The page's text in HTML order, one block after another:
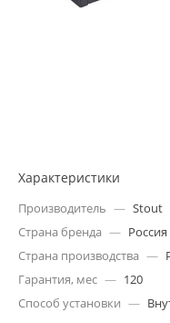
Характеристики
Производитель — Stout
Страна бренда — Россия
Страна производства —
Гарантия, мес — 120
Способ установки —